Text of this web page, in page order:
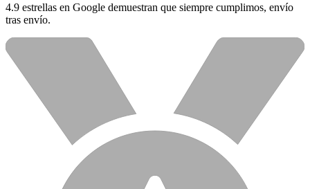
4.9 estrellas en Google demuestran que siempre cumplimos, envío
tras envío.